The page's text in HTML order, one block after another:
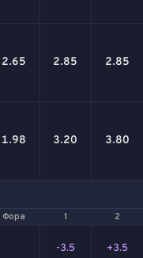
2.65 2.85 2.85
1.98 3.20 3.80
Фора 1 2
Фора 1 2
-3.5 +3.5